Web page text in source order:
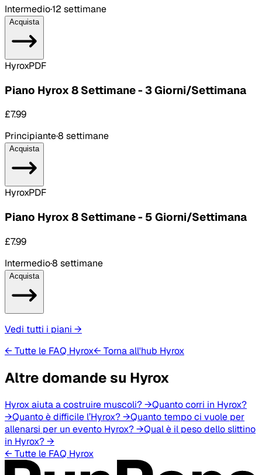
Intermedio·12 settimane
Acquista
HyroxPDF
Piano Hyrox 8 Settimane - 3 Giorni/Settimana
£7.99
Principiante·8 settimane
Acquista
HyroxPDF
Piano Hyrox 8 Settimane - 5 Giorni/Settimana
£7.99
Intermedio·8 settimane
Acquista
Vedi tutti i piani →
← Tutte le FAQ Hyrox← Torna all'hub Hyrox
Altre domande su Hyrox
Hyrox aiuta a costruire muscoli?→Quanto corri in Hyrox?
→Quanto è difficile l’Hyrox?→Quanto tempo ci vuole per
allenarsi per un evento Hyrox?→Qual è il peso dello slittino
in Hyrox?→
← Tutte le FAQ Hyrox